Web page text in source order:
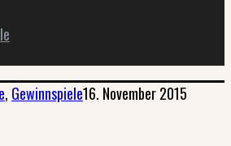
, Gewinnspiele16. November 2015